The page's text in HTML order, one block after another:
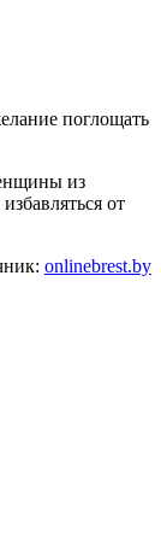
поглощать
из
от
onlinebrest.by